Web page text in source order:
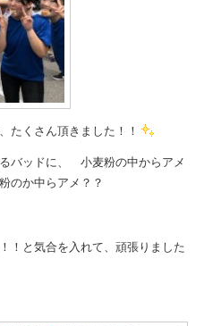
たくさん頂きました！！
ッドに、 小麦粉の中からアメ
のか中らアメ？？
！と気合を入れて、頑張りました